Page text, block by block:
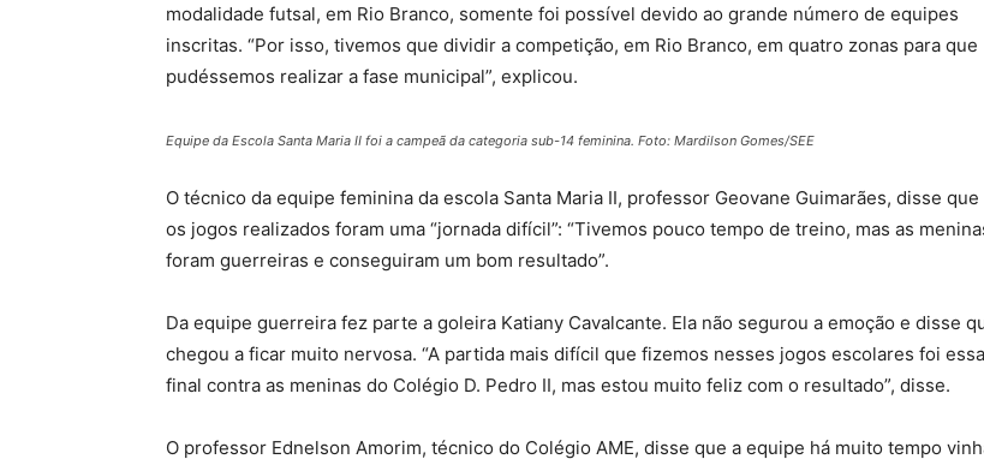
modalidade futsal, em Rio Branco, somente foi possível devido ao grande número de equipes
inscritas. “Por isso, tivemos que dividir a competição, em Rio Branco, em quatro zonas para que
pudéssemos realizar a fase municipal”, explicou.
Equipe da Escola Santa Maria II foi a campeã da categoria sub-14 feminina. Foto: Mardilson Gomes/SEE
O técnico da equipe feminina da escola Santa Maria II, professor Geovane Guimarães, disse que
os jogos realizados foram uma “jornada difícil”: “Tivemos pouco tempo de treino, mas as
foram guerreiras e conseguiram um bom resultado”.
Da equipe guerreira fez parte a goleira Katiany Cavalcante. Ela não segurou a emoção e disse
chegou a ficar muito nervosa. “A partida mais difícil que fizemos nesses jogos escolares foi essa
final contra as meninas do Colégio D. Pedro II, mas estou muito feliz com o resultado”, disse.
O professor Ednelson Amorim, técnico do Colégio AME, disse que a equipe há muito tempo